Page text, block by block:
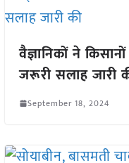
वैज्ञानिकों ने
जरूरी सलाह जारी
September 18, 2024